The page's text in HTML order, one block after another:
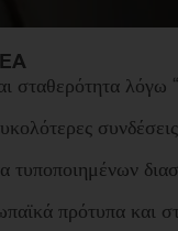
σταθερότητα λόγω
συνδέσεις
τυποποιημένων
πρότυπα και